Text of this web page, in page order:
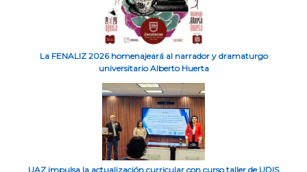
La FENALIZ 2026 homenajeará al narrador y dramaturgo
universitario Alberto Huerta
UAZ impulsa la actualización curricular con curso taller de UDIS